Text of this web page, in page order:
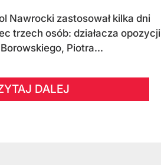
Nawrocki zastosował kilka dni
trzech osób: działacza opozycji
Piotra...
DALEJ